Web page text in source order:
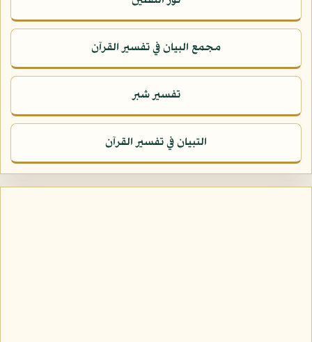
مجمع البيان في تفسير القرآن
تفسير شبر
التبيان في تفسير القرآن